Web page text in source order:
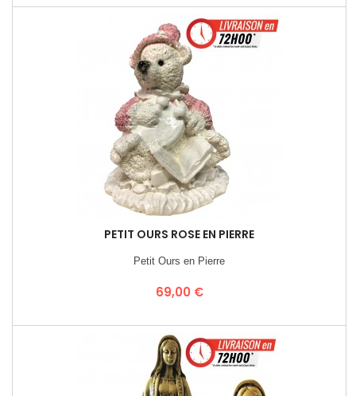
PETIT OURS ROSE EN PIERRE
Petit Ours en Pierre
Prix
69,00 €